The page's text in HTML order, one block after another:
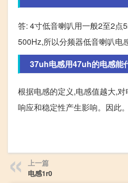
答: 4寸低音喇叭用一般2至2点
500Hz,所以分频器低音喇叭电
37uh电感用47uh的电感能
根据电感的定义,电感值越大,
响应和稳定性产生影响。因此。
上一篇
电感1r0